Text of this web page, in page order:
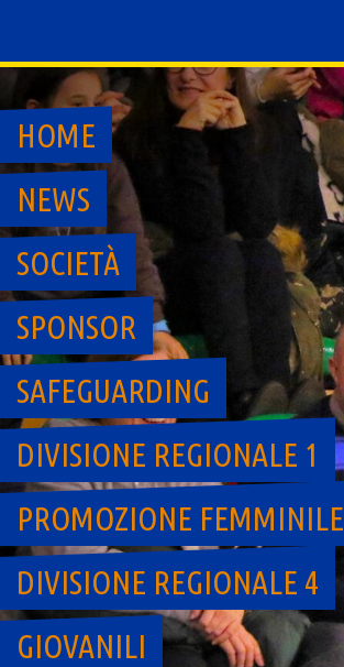
content
HOME
NEWS
SOCIETÀ
SPONSOR
SAFEGUARDING
DIVISIONE REGIONALE 1
PROMOZIONE FEMMINILE
DIVISIONE REGIONALE 4
GIOVANILI